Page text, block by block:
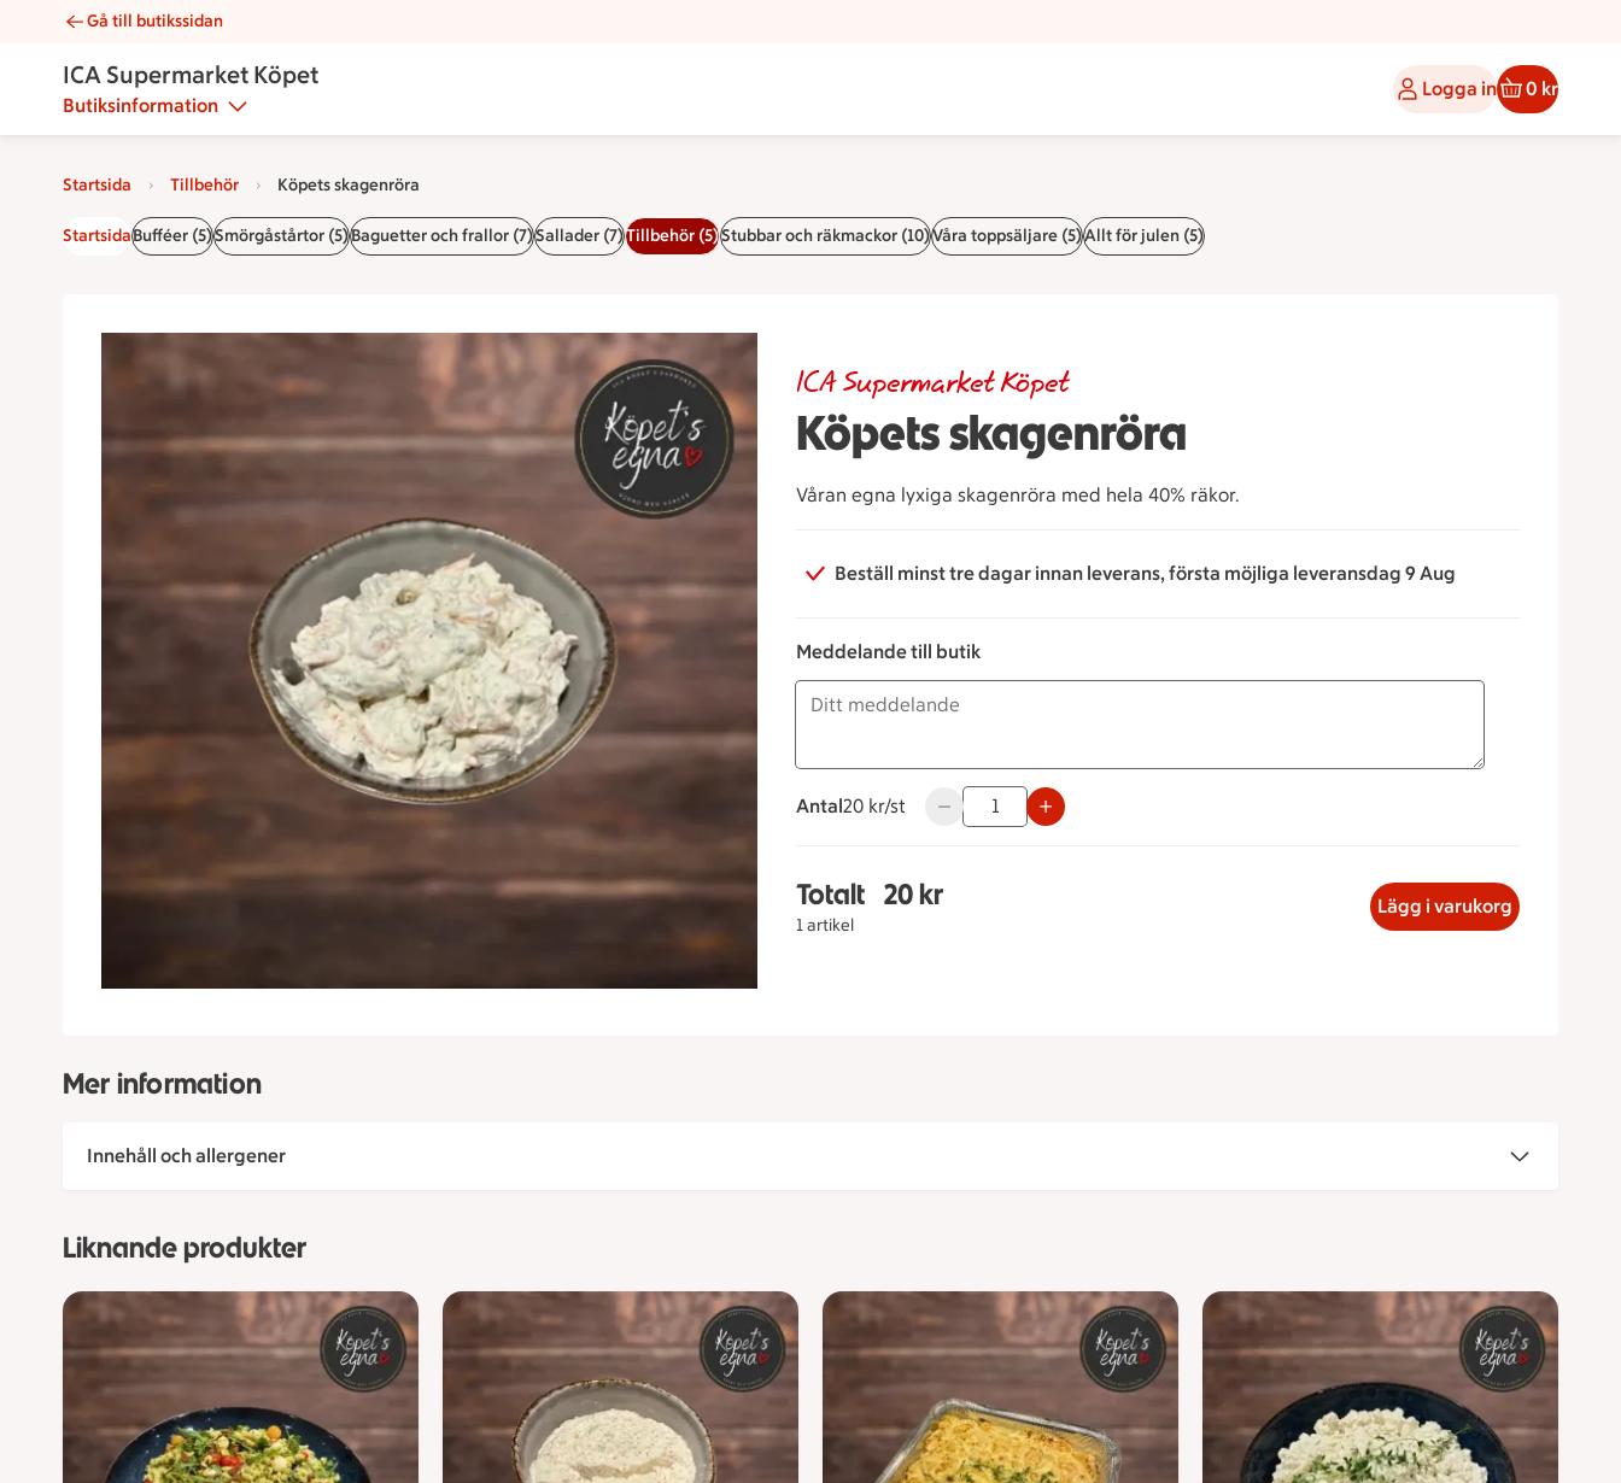
Köpets skagenröra | Catering ICA Supermarket Köpet
Gå till butikssidan
ICA Supermarket Köpet
Butiksinformation
Logga in 0 kr
Startsida Tillbehör Köpets skagenröra
StartsidaBufféer (5)Smörgåstårtor (5)Baguetter och frallor (7)Sallader (7)Tillbehör (5)Stubbar och räkmackor (10)Våra toppsäljare (5)Allt för julen (5)
Köpets skagenröra
ICA Supermarket Köpet
Våran egna lyxiga skagenröra med hela 40% räkor.
Beställ minst tre dagar innan leverans, första möjliga leveransdag 9 Aug
Meddelande till butik
Antal
20 kronor styck
20 kr/st Använd knapparna för att minska eller öka värdet, eller ange ett värde
Totalt
1 artikel
Totalt 1 stycken Köpets skagenröra, 20 kronor
20 kr Lägg i varukorg
Mer information
Innehåll och allergener
Liknande produkter